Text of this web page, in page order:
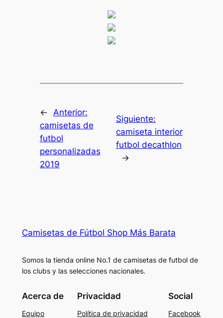
← Anterior:
camisetas de
futbol
personalizadas
2019
Siguiente:
camiseta interior
futbol decathlon
→
Camisetas de Fútbol Shop Más Barata
Somos la tienda online No.1 de camisetas de futbol de
los clubs y las selecciones nacionales.
Acerca de
Equipo
Privacidad
Política de privacidad
Social
Facebook